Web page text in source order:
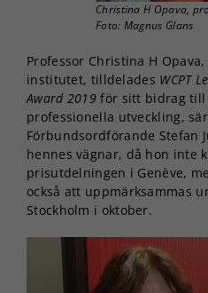
Christina H Opava,
Foto: Magnus Glans
Professor Christina H
institutet, tilldelades WCPT
Award 2019 för sitt bidrag till
professionella utveckling,
Förbundsordförande Stefan
hennes vägnar, då hon inte
prisutdelningen i Genève,
också att uppmärksammas
Stockholm i oktober.